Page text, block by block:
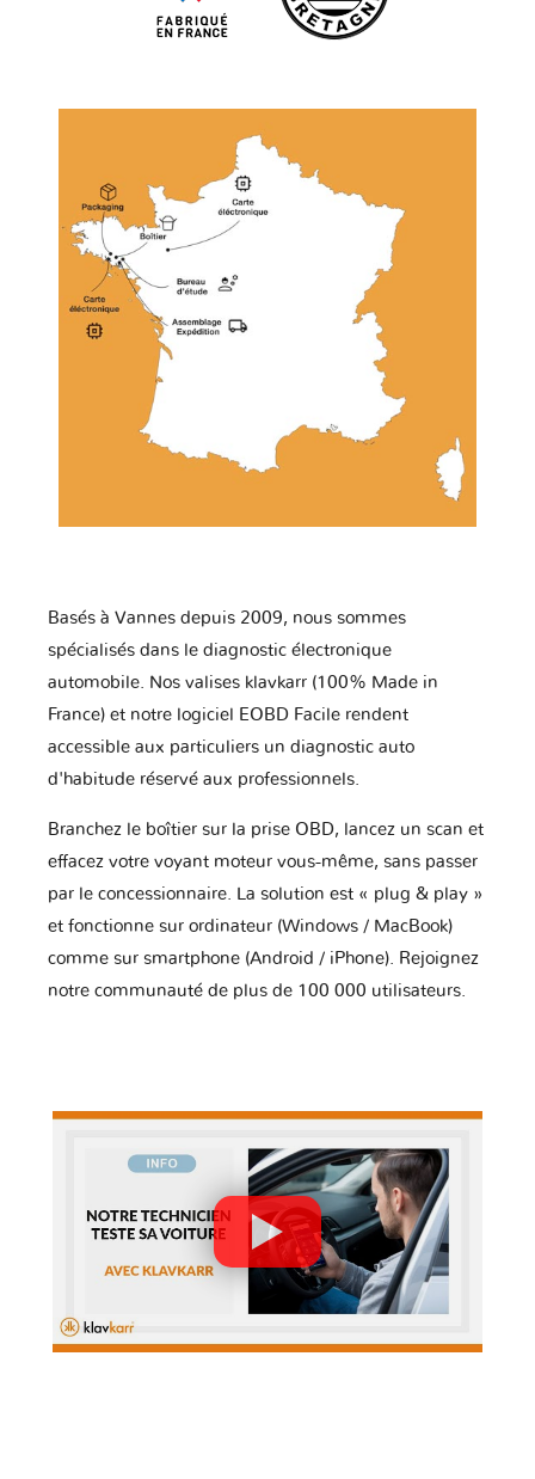
Basés à Vannes depuis 2009, nous sommes
spécialisés dans le diagnostic électronique
automobile. Nos valises klavkarr (100% Made in
France) et notre logiciel EOBD Facile rendent
accessible aux particuliers un diagnostic auto
d'habitude réservé aux professionnels.
Branchez le boîtier sur la prise OBD, lancez un scan et
effacez votre voyant moteur vous-même, sans passer
par le concessionnaire. La solution est « plug & play »
et fonctionne sur ordinateur (Windows / MacBook)
comme sur smartphone (Android / iPhone). Rejoignez
notre communauté de plus de 100 000 utilisateurs.